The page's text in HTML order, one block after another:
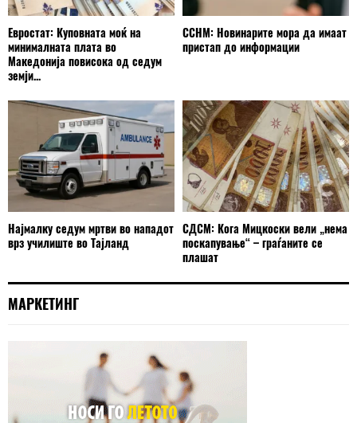
Евростат: Куповната моќ на
минималната плата во
Македонија повисока од седум
земји...
ССНМ: Новинарите мора да имаат
пристап до информации
Најмалку седум мртви во нападот
врз училиште во Тајланд
СДСМ: Кога Мицкоски вели „нема
поскапување“ – граѓаните се
плашат
МАРКЕТИНГ